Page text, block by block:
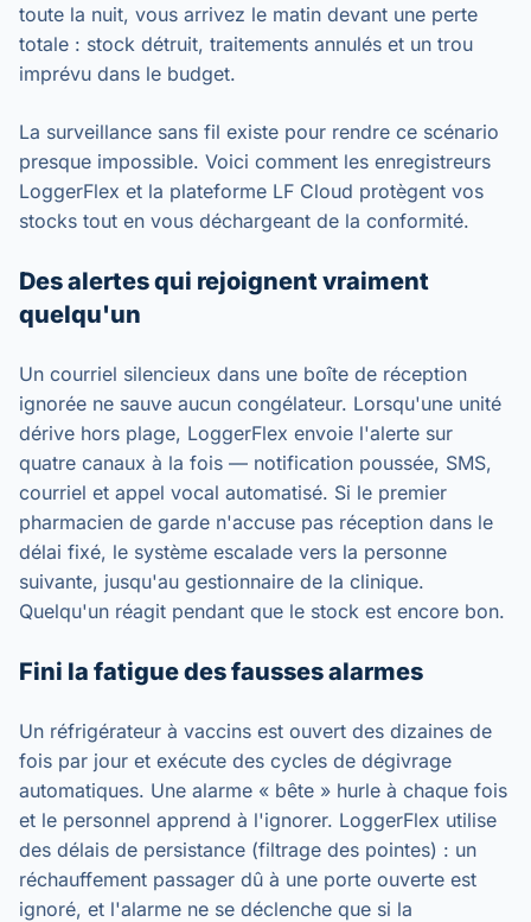
toute la nuit, vous arrivez le matin devant une perte
totale : stock détruit, traitements annulés et un trou
imprévu dans le budget.
La surveillance sans fil existe pour rendre ce scénario
presque impossible. Voici comment les enregistreurs
LoggerFlex et la plateforme LF Cloud protègent vos
stocks tout en vous déchargeant de la conformité.
Des alertes qui rejoignent vraiment
quelqu'un
Un courriel silencieux dans une boîte de réception
ignorée ne sauve aucun congélateur. Lorsqu'une unité
dérive hors plage, LoggerFlex envoie l'alerte sur
quatre canaux à la fois — notification poussée, SMS,
courriel et appel vocal automatisé. Si le premier
pharmacien de garde n'accuse pas réception dans le
délai fixé, le système escalade vers la personne
suivante, jusqu'au gestionnaire de la clinique.
Quelqu'un réagit pendant que le stock est encore bon.
Fini la fatigue des fausses alarmes
Un réfrigérateur à vaccins est ouvert des dizaines de
fois par jour et exécute des cycles de dégivrage
automatiques. Une alarme « bête » hurle à chaque fois
et le personnel apprend à l'ignorer. LoggerFlex utilise
des délais de persistance (filtrage des pointes) : un
réchauffement passager dû à une porte ouverte est
ignoré, et l'alarme ne se déclenche que si la